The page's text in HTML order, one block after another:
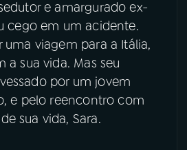
e amargurado ex-
cego em um acidente.
uma viagem para a Itália,
a sua vida. Mas seu
por um jovem
e pelo reencontro com
sua vida, Sara.